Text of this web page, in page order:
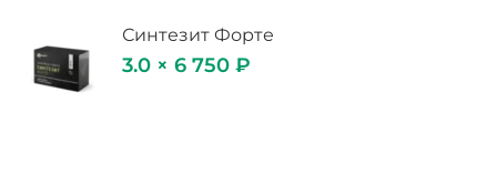
Синтезит Форте
3.0 × 6 750 ₽